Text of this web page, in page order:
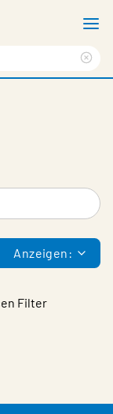
Anzeigen:
Filter